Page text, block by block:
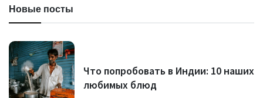
Новые посты
Что попробовать в Индии: 10 наших
любимых блюд